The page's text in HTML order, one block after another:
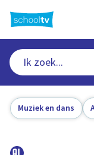
naar
hoofdinhoud
Muziek en dans